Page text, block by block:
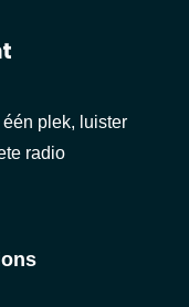
plek, luister
radio